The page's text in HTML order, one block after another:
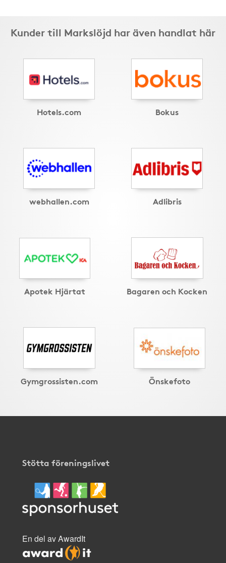
Kunder till Markslöjd har även handlat här
Hotels.com Bokus
webhallen.com Adlibris
Apotek Hjärtat Bagaren och Kocken
Gymgrossisten.com Önskefoto
Stötta föreningslivet
En del av AwardIt